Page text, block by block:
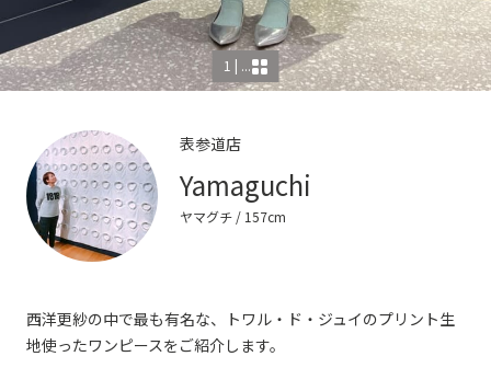
1 | ...
表参道店
Yamaguchi
ヤマグチ/ 157cm
西洋更紗の中で最も有名な、トワル・ド・ジュイのプリント生
地使ったワンピースをご紹介します。